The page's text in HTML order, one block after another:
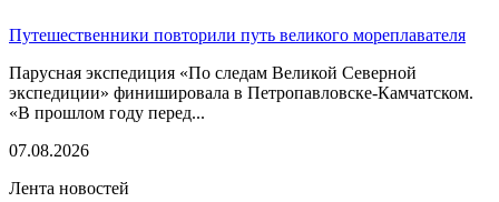
Путешественники повторили путь великого мореплавателя
Парусная экспедиция «По следам Великой Северной
экспедиции» финишировала в Петропавловске-Камчатском.
«В прошлом году перед...
07.08.2026
Лента новостей